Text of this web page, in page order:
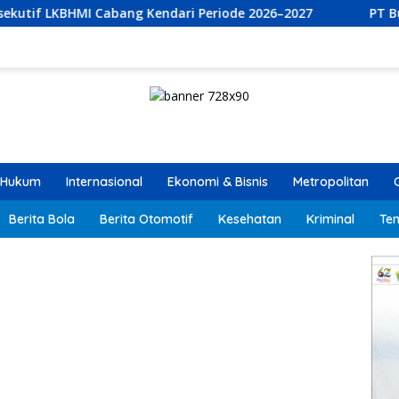
Periode 2026–2027 PT Bumi Permata Kendari dan
Hukum Internasional Ekonomi & Bisnis Metropolitan
Berita Bola Berita Otomotif Kesehatan Kriminal